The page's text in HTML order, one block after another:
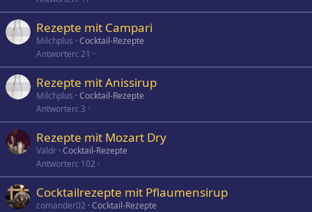
Rezepte mit Campari
Milchplus Cocktail-Rezepte
Antworten 21
Rezepte mit Anissirup
Milchplus Cocktail-Rezepte
Antworten 3
Rezepte mit Mozart Dry
Valdr Cocktail-Rezepte
Antworten 102
Cocktailrezepte mit Pflaumensirup
comander02 Cocktail-Rezepte